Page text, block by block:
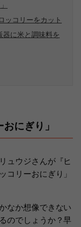
ッコリーをカット
に米と調味料を
にぎり」
ュウジさんが『ヒ
コリーおにぎり」
なか想像できない
のでしょうか？早